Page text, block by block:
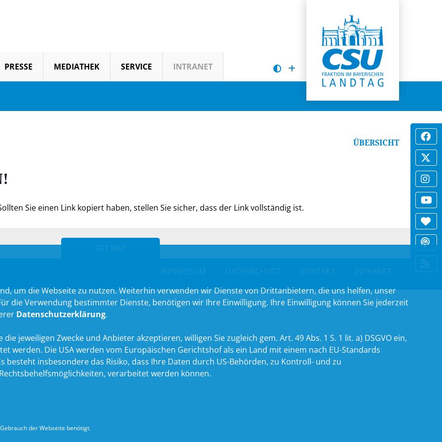
PRESSE MEDIATHEK SERVICE INTRANET
ÜBERSICHT
Sie einen Link kopiert haben, stellen Sie sicher, dass der Link vollständig ist.
SITEMAP
IMPRESSUM DATENSCHUTZ KONTAKT
INTRANET
um die Webseite zu nutzen. Weiterhin verwenden wir Dienste von Drittanbietern, die uns helfen, unser
die Verwendung bestimmter Dienste, benötigen wir Ihre Einwilligung. Ihre Einwilligung können Sie jederzeit
Datenschutzerklärung.
die jeweiligen Zwecke und Anbieter akzeptieren, willigen Sie zugleich gem. Art. 49 Abs. 1 S. 1 lit. a) DSGVO ein,
werden. Die USA werden vom Europäischen Gerichtshof als ein Land mit einem nach EU-Standards
insbesondere das Risiko, dass Ihre Daten durch US-Behörden, zu Kontroll- und zu
verarbeitet werden können.
der Webseite benötigt.